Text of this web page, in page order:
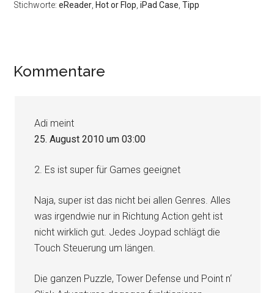
Stichworte:eReader Hot or Flop ,iPad Case ,Tipp
Leser-
Kommentare
Adi meint
25. August 2010 um 03:00
2. Es ist super für Games geeignet
Naja, super ist das nicht bei allen Genres. Alles
was irgendwie nur in Richtung Action geht ist
nicht wirklich gut. Jedes Joypad schlägt die
Touch Steuerung um längen.
Die ganzen Puzzle, Tower Defense und Point n‘